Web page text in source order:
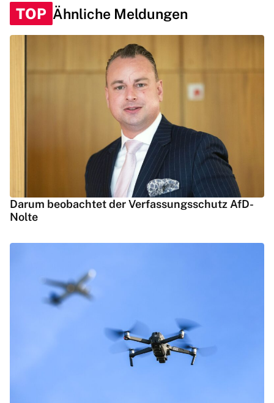
TOP Ähnliche Meldungen
Darum beobachtet der Verfassungsschutz AfD-
Nolte